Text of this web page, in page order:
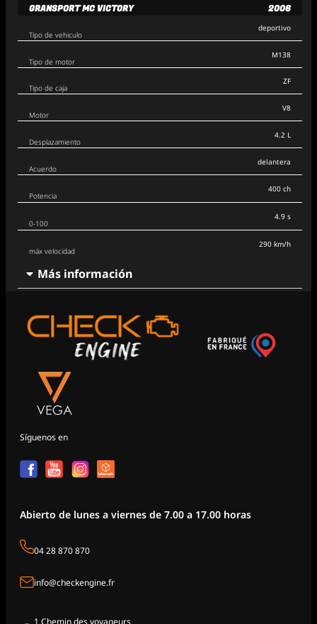
GRANSPORT MC VICTORY 2006
Tipo de vehiculo
Tipo de motor
Tipo de caja
deportivo
M138
ZF
Motor
Desplazamiento
Acuerdo
V8
4.2 L
delantera
Potencia
0-100
máx velocidad
400 ch
4.9 s
290 km/h
Más información
Síguenos en
Abierto de lunes a viernes de 7.00 a 17.00 horas
04 28 870 870
info@checkengine.fr
1 Chemin des voyageurs